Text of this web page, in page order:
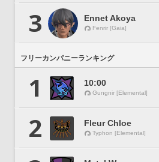
3 Ennet Akoya
Fenrir [Gaia]
フリーカンパニーランキング
1 10:00
Gungnir [Elemental]
2 Fleur Chloe
Typhon [Elemental]